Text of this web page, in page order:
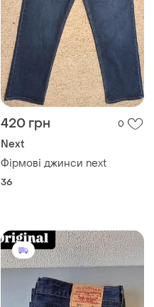
420 грн 0
Next
Фірмові джинси next
36